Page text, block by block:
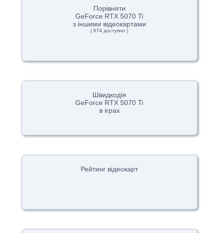
Порівняти
GeForce RTX 5070 Ti
з іншими відеокартами
( 874 доступно )
Швидкодія
GeForce RTX 5070 Ti
в іграх
Рейтинг відеокарт